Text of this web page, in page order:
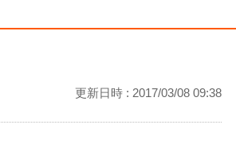
更新日時 : 2017/03/08 09:38